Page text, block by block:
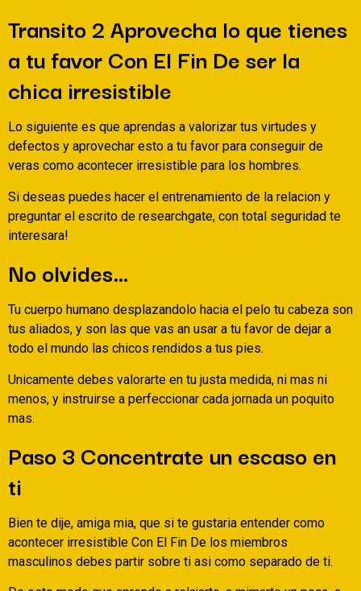
Transito 2 Aprovecha lo que tienes
a tu favor Con El Fin De ser la
chica irresistible
Lo siguiente es que aprendas a valorizar tus virtudes y
defectos y aprovechar esto a tu favor para conseguir de
veras como acontecer irresistible para los hombres.
Si deseas puedes hacer el entrenamiento de la relacion y
preguntar el escrito de researchgate, con total seguridad te
interesara!
No olvides…
Tu cuerpo humano desplazandolo hacia el pelo tu cabeza son
tus aliados, y son las que vas an usar a tu favor de dejar a
todo el mundo las chicos rendidos a tus pies.
Unicamente debes valorarte en tu justa medida, ni mas ni
menos, y instruirse a perfeccionar cada jornada un poquito
mas.
Paso 3 Concentrate un escaso en
ti
Bien te dije, amiga mia, que si te gustaria entender como
acontecer irresistible Con El Fin De los miembros
masculinos debes partir sobre ti asi­ como separado de ti.